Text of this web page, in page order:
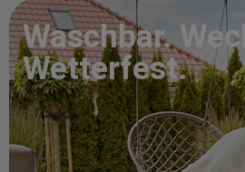
Waschbar.
Wetterfest.